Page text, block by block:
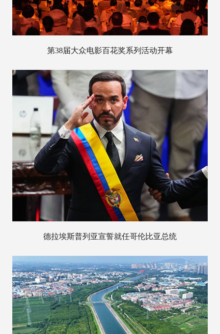
第38届大众电影百花奖系列活动开幕
德拉埃斯普列亚宣誓就任哥伦比亚总统